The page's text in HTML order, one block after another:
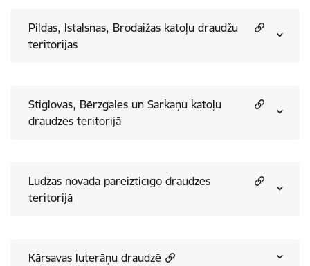
Pildas, Istalsnas, Brodaižas katoļu draudžu
teritorijās
Stiglovas, Bērzgales un Sarkaņu katoļu
draudzes teritorijā
Ludzas novada pareizticīgo draudzes
teritorijā
Kārsavas luterāņu draudzē